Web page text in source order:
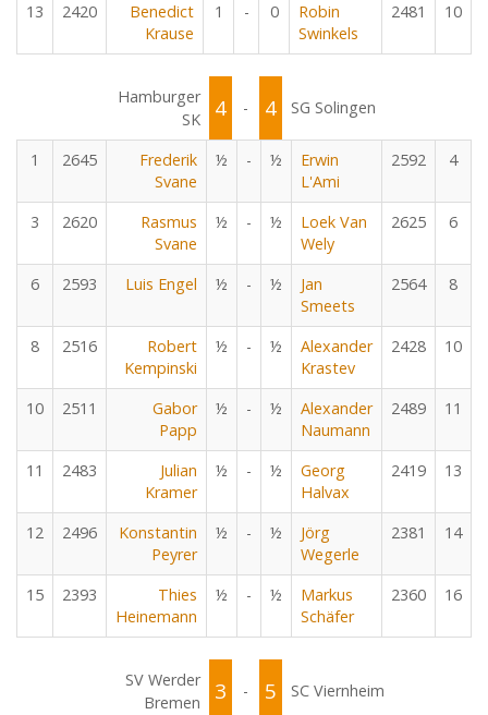
13 2420
Benedict
Krause
1 - 0
Robin
Swinkels
2481 10
Hamburger
SK
4 - 4 SG Solingen
1 2645
Frederik
Svane
½ - ½
Erwin
L'Ami
2592 4
3 2620
Rasmus
Svane
½ - ½
Loek Van
Wely
2625 6
6 2593 Luis Engel ½ - ½
Jan
Smeets
2564 8
8 2516
Robert
Kempinski
½ - ½
Alexander
Krastev
2428 10
10 2511
Gabor
Papp
½ - ½
Alexander
Naumann
2489 11
11 2483
Julian
Kramer
½ - ½
Georg
Halvax
2419 13
12 2496
Konstantin
Peyrer
½ - ½
Jörg
Wegerle
2381 14
15 2393
Thies
Heinemann
½ - ½
Markus
Schäfer
2360 16
SV Werder
Bremen
3 - 5 SC Viernheim